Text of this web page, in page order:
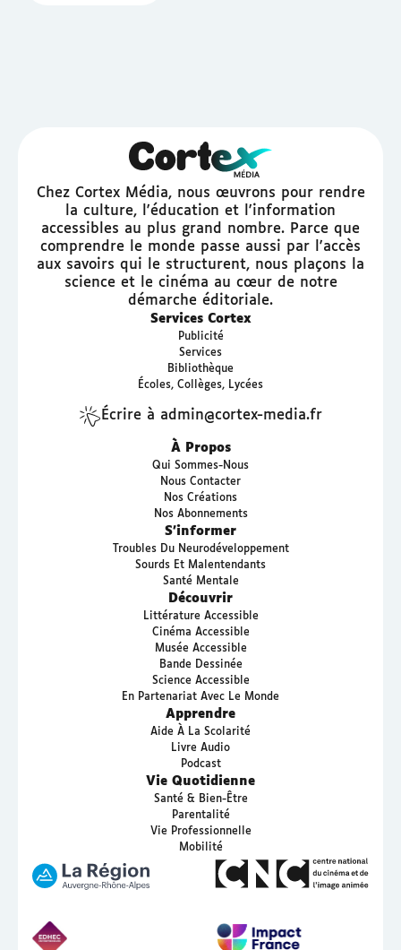
Chez Cortex Média, nous œuvrons pour rendre
la culture, l'éducation et l'information
accessibles au plus grand nombre. Parce que
comprendre le monde passe aussi par l'accès
aux savoirs qui le structurent, nous plaçons la
science et le cinéma au cœur de notre
démarche éditoriale.
Services Cortex
Publicité
Services
Bibliothèque
Écoles, Collèges, Lycées
Écrire à admin@cortex-media.fr
À Propos
Qui Sommes-Nous
Nous Contacter
Nos Créations
Nos Abonnements
S’informer
Troubles Du Neurodéveloppement
Sourds Et Malentendants
Santé Mentale
Découvrir
Littérature Accessible
Cinéma Accessible
Musée Accessible
Bande Dessinée
Science Accessible
En Partenariat Avec Le Monde
Apprendre
Aide À La Scolarité
Livre Audio
Podcast
Vie Quotidienne
Santé & Bien-Être
Parentalité
Vie Professionnelle
Mobilité